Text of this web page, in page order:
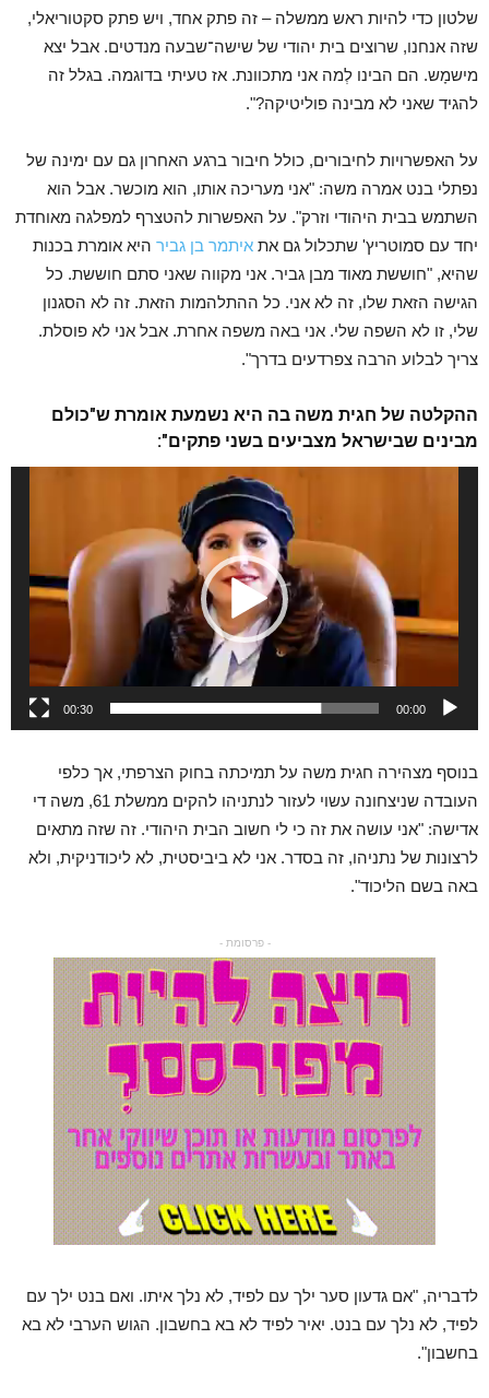
שלטון כדי להיות ראש ממשלה – זה פתק אחד, ויש פתק סקטוריאלי,
שזה אנחנו, שרוצים בית יהודי של שישה־שבעה מנדטים. אבל יצא
מישמָש. הם הבינו לְמה אני מתכוונת. אז טעיתי בדוגמה. בגלל זה
להגיד שאני לא מבינה פוליטיקה?".
על האפשרויות לחיבורים, כולל חיבור ברגע האחרון גם עם ימינה של
נפתלי בנט אמרה משה: "אני מעריכה אותו, הוא מוכשר. אבל הוא
השתמש בבית היהודי וזרק". על האפשרות להטצרף למפלגה מאוחדת
יחד עם סמוטריץ' שתכלול גם את איתמר בן גביר היא אומרת בכנות
שהיא, "חוששת מאוד מבן גביר. אני מקווה שאני סתם חוששת. כל
הגישה הזאת שלו, זה לא אני. כל ההתלהמות הזאת. זה לא הסגנון
שלי, זו לא השפה שלי. אני באה משפה אחרת. אבל אני לא פוסלת.
צריך לבלוע הרבה צפרדעים בדרך".
ההקלטה של חגית משה בה היא נשמעת אומרת ש"כולם
מבינים שבישראל מצביעים בשני פתקים":
00:00
00:30
בנוסף מצהירה חגית משה על תמיכתה בחוק הצרפתי, אך כלפי
העובדה שניצחונה עשוי לעזור לנתניהו להקים ממשלת 61, משה די
אדישה: "אני עושה את זה כי לי חשוב הבית היהודי. זה שזה מתאים
לרצונות של נתניהו, זה בסדר. אני לא ביביסטית, לא ליכודניקית, ולא
באה בשם הליכוד".
- פרסומת -
לדבריה, "אם גדעון סער ילך עם לפיד, לא נלך איתו. ואם בנט ילך עם
לפיד, לא נלך עם בנט. יאיר לפיד לא בא בחשבון. הגוש הערבי לא בא
בחשבון".